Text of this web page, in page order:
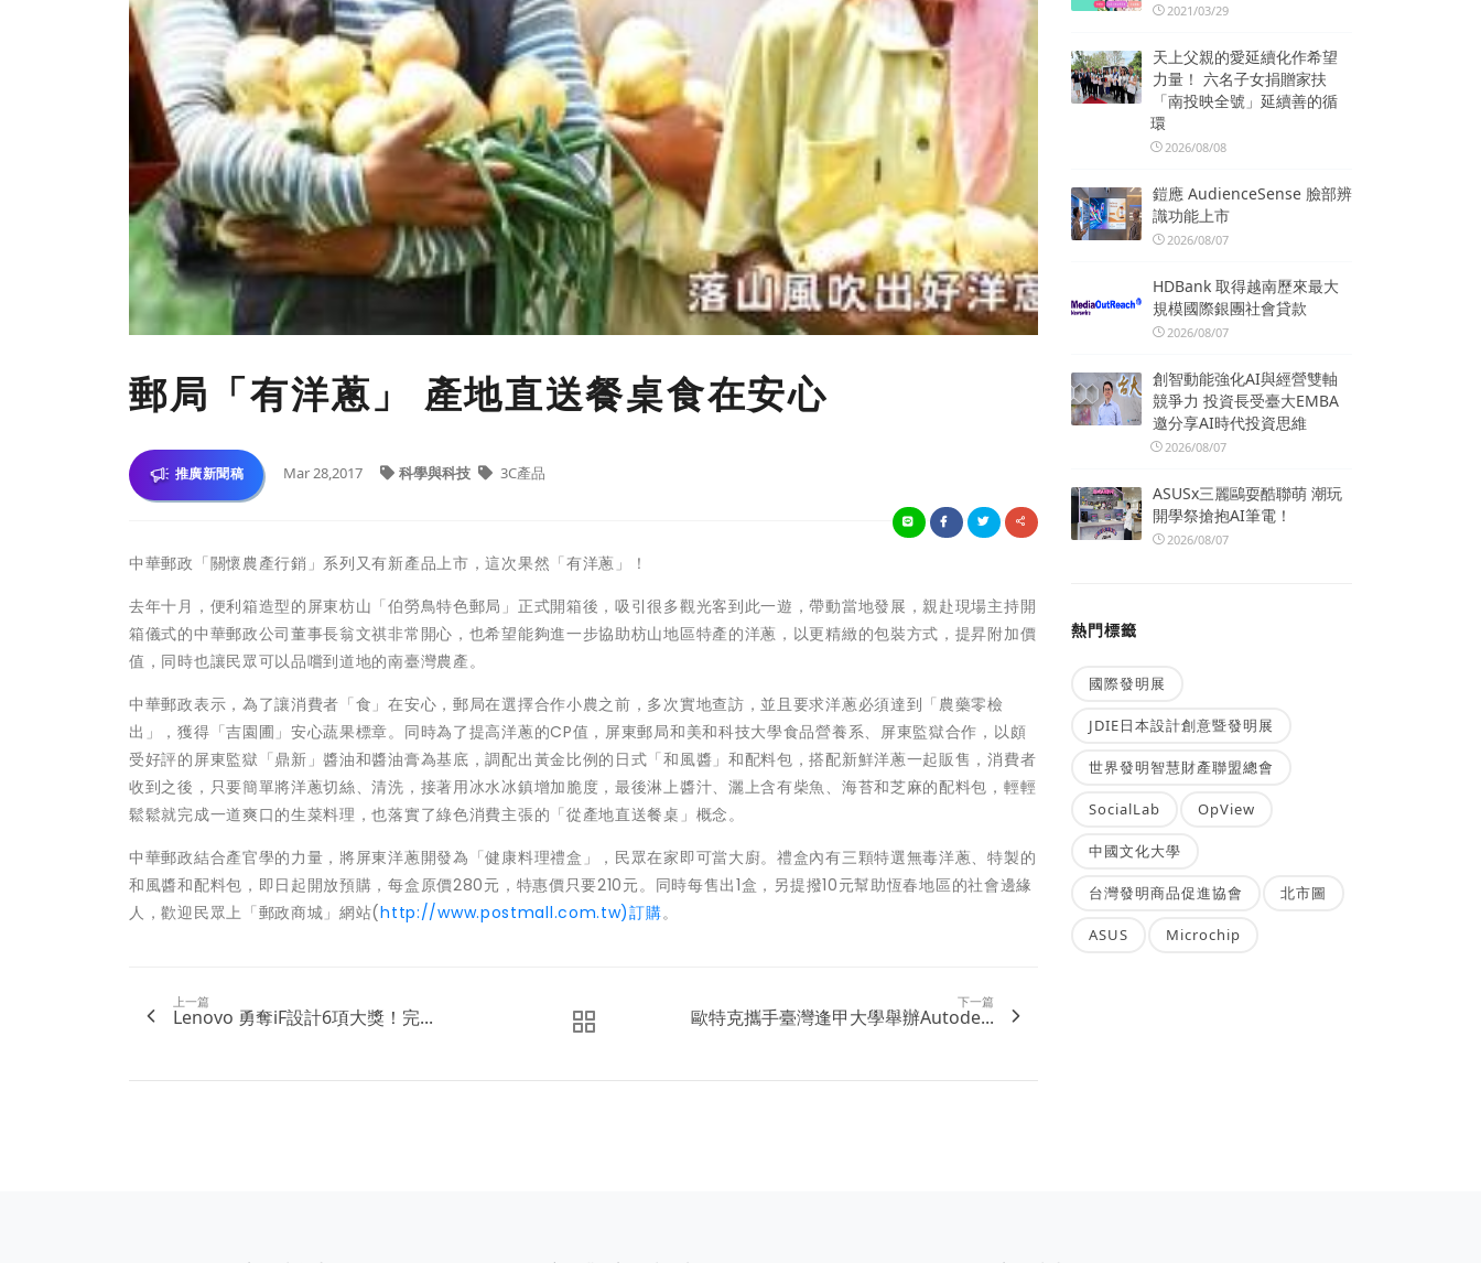
郵局「有洋蔥」 產地直送餐桌食在安心
推廣新聞稿 Mar 28,2017 科學與科技 3C產品
中華郵政「關懷農產行銷」系列又有新產品上市，這次果然「有洋蔥」！
去年十月，便利箱造型的屏東枋山「伯勞鳥特色郵局」正式開箱後，吸引很多觀光客到此一遊，帶動當地發展，親赴現場主持開
箱儀式的中華郵政公司董事長翁文祺非常開心，也希望能夠進一步協助枋山地區特產的洋蔥，以更精緻的包裝方式，提昇附加價
值，同時也讓民眾可以品嚐到道地的南臺灣農產。
中華郵政表示，為了讓消費者「食」在安心，郵局在選擇合作小農之前，多次實地查訪，並且要求洋蔥必須達到「農藥零檢
出」，獲得「吉園圃」安心蔬果標章。同時為了提高洋蔥的CP值，屏東郵局和美和科技大學食品營養系、屏東監獄合作，以頗
受好評的屏東監獄「鼎新」醬油和醬油膏為基底，調配出黃金比例的日式「和風醬」和配料包，搭配新鮮洋蔥一起販售，消費者
收到之後，只要簡單將洋蔥切絲、清洗，接著用冰水冰鎮增加脆度，最後淋上醬汁、灑上含有柴魚、海苔和芝麻的配料包，輕輕
鬆鬆就完成一道爽口的生菜料理，也落實了綠色消費主張的「從產地直送餐桌」概念。
中華郵政結合產官學的力量，將屏東洋蔥開發為「健康料理禮盒」，民眾在家即可當大廚。禮盒內有三顆特選無毒洋蔥、特製的
和風醬和配料包，即日起開放預購，每盒原價280元，特惠價只要210元。同時每售出1盒，另提撥10元幫助恆春地區的社會邊緣
人，歡迎民眾上「郵政商城」網站(http://www.postmall.com.tw)訂購。
上一篇
Lenovo 勇奪iF設計6項大獎！完...
下一篇
歐特克攜手臺灣逢甲大學舉辦Autode...
2021/03/29
天上父親的愛延續化作希望
力量！ 六名子女捐贈家扶
「南投映全號」延續善的循
環
2026/08/08
鎧應 AudienceSense 臉部辨
識功能上市
2026/08/07
HDBank 取得越南歷來最大
規模國際銀團社會貸款
2026/08/07
創智動能強化AI與經營雙軸
競爭力 投資長受臺大EMBA
邀分享AI時代投資思維
2026/08/07
ASUSx三麗鷗耍酷聯萌 潮玩
開學祭搶抱AI筆電！
2026/08/07
熱門標籤
國際發明展
JDIE日本設計創意暨發明展
世界發明智慧財產聯盟總會
SocialLab OpView
中國文化大學
台灣發明商品促進協會 北市圖
ASUS Microchip